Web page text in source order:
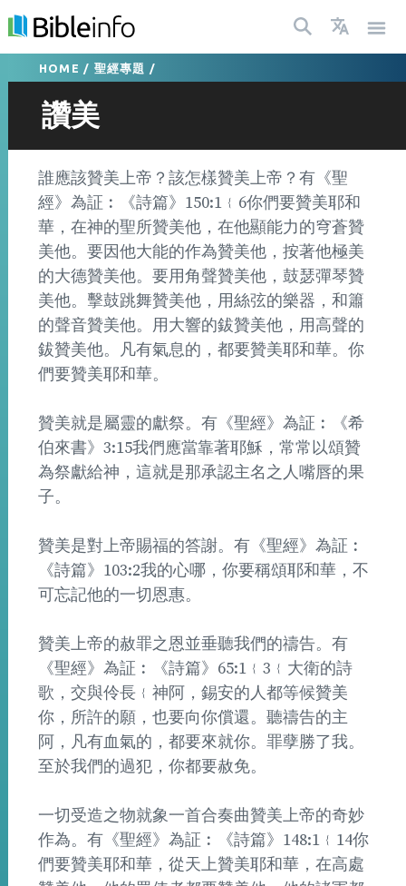
HOME / 聖經專題 /
讚美
誰應該贊美上帝？該怎樣贊美上帝？有《聖
經》為証︰《詩篇》150:1﹛6你們要贊美耶和
華，在神的聖所贊美他，在他顯能力的穹蒼贊
美他。要因他大能的作為贊美他，按著他極美
的大德贊美他。要用角聲贊美他，鼓瑟彈琴贊
美他。擊鼓跳舞贊美他，用絲弦的樂器，和簫
的聲音贊美他。用大響的鈸贊美他，用高聲的
鈸贊美他。凡有氣息的，都要贊美耶和華。你
們要贊美耶和華。
贊美就是屬靈的獻祭。有《聖經》為証︰《希
伯來書》3:15我們應當靠著耶穌，常常以頌贊
為祭獻給神，這就是那承認主名之人嘴唇的果
子。
贊美是對上帝賜福的答謝。有《聖經》為証︰
《詩篇》103:2我的心哪，你要稱頌耶和華，不
可忘記他的一切恩惠。
贊美上帝的赦罪之恩並垂聽我們的禱告。有
《聖經》為証︰《詩篇》65:1﹛3﹛大衛的詩
歌，交與伶長﹛神阿，錫安的人都等候贊美
你，所許的願，也要向你償還。聽禱告的主
阿，凡有血氣的，都要來就你。罪孽勝了我。
至於我們的過犯，你都要赦免。
一切受造之物就象一首合奏曲贊美上帝的奇妙
作為。有《聖經》為証︰《詩篇》148:1﹛14你
們要贊美耶和華，從天上贊美耶和華，在高處